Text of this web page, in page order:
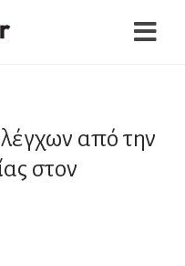
από την
στον